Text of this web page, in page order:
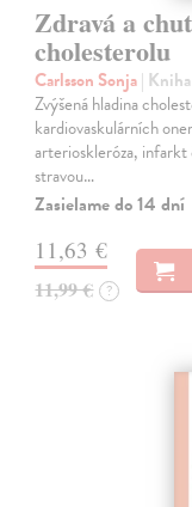
Zdravá a
cholesterolu
Carlsson Sonja| Kniha
Zvýšená hladina
kardiovaskulárních
arterioskleróza,
stravou…
Zasielame do 14 dní
11,63 €
11,99 € ?